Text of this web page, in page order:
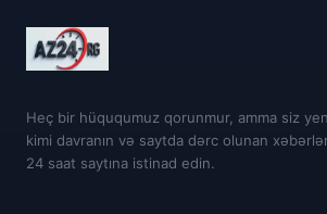
Heç bir hüququmuz qorunmur, amma siz
kimi davranın və saytda dərc olunan
24 saat saytına istinad edin.